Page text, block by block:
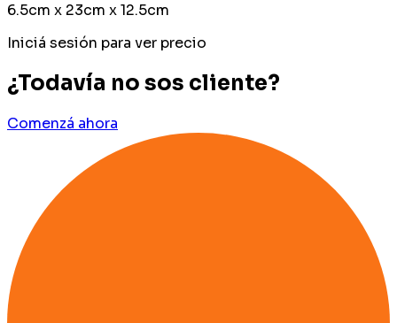
6.5cm x 23cm x 12.5cm
Iniciá sesión para ver precio
¿Todavía no sos cliente?
Comenzá ahora